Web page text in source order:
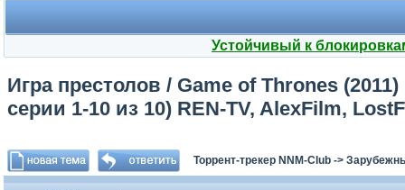
Устойчивый к
Игра престолов / Game of Thrones
серии 1-10 из 10) REN-TV, AlexFilm,
Торрент-трекер NNM-Club ->